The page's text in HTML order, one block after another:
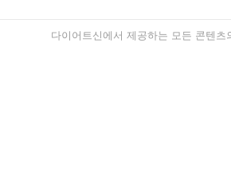
다이어트신에서 제공하는 모든 콘텐